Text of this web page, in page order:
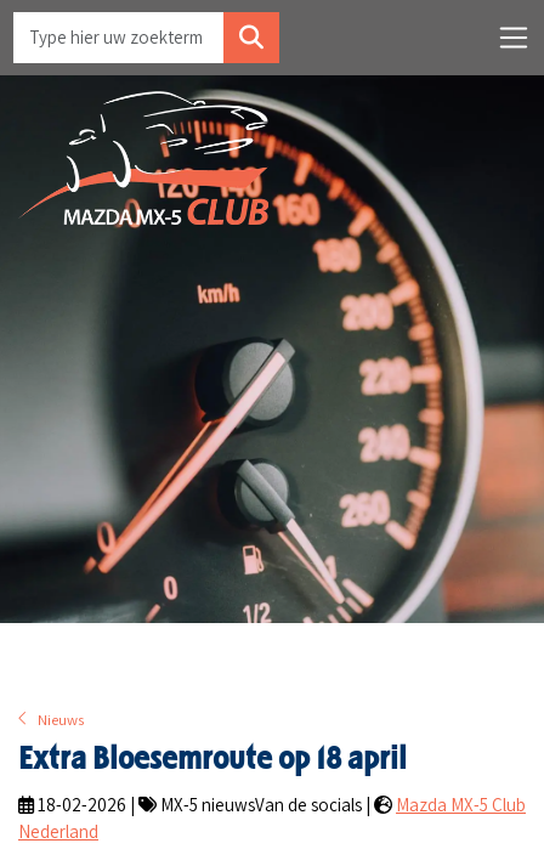
Nieuws
Extra Bloesemroute op 18 april
18-02-2026 | MX-5 nieuwsVan de socials |
Mazda MX-5 Club
Nederland